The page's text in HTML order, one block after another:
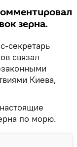
зерна.
секретарь
связал
Киева,
по морю.